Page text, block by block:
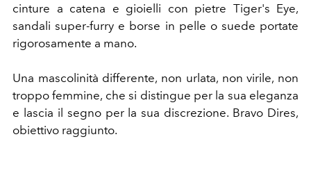
cinture a catena e gioielli con pietre Tiger's Eye,
sandali super-furry e borse in pelle o suede portate
rigorosamente a mano.
Una mascolinità differente, non urlata, non virile, non
troppo femmine, che si distingue per la sua eleganza
e lascia il segno per la sua discrezione. Bravo Dires,
obiettivo raggiunto.